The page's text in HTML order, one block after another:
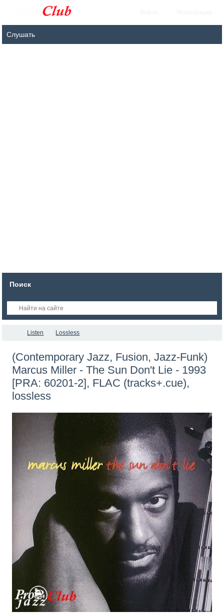
Поиск
Listen Lossless
(Contemporary Jazz, Fusion, Jazz-Funk)
Marcus Miller - The Sun Don't Lie - 1993
[PRA: 60201-2], FLAC (tracks+.cue),
lossless